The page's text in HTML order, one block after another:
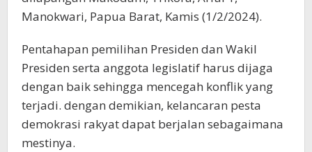
Manokwari, Papua Barat, Kamis (1/2/2024).
Pentahapan pemilihan Presiden dan Wakil
Presiden serta anggota legislatif harus dijaga
dengan baik sehingga mencegah konflik yang
terjadi. dengan demikian, kelancaran pesta
demokrasi rakyat dapat berjalan sebagaimana
mestinya.